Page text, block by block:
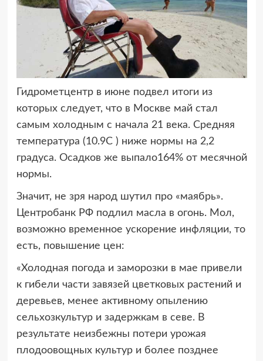
Гидрометцентр в июне подвел итоги из
которых следует, что в Москве май стал
самым холодным с начала 21 века. Средняя
температура (10.9С ) ниже нормы на 2,2
градуса. Осадков же выпало164% от месячной
нормы.
Значит, не зря народ шутил про «маябрь».
Центробанк РФ подлил масла в огонь. Мол,
возможно временное ускорение инфляции, то
есть, повышение цен:
«Холодная погода и заморозки в мае привели
к гибели части завязей цветковых растений и
деревьев, менее активному опылению
сельхозкультур и задержкам в севе. В
результате неизбежны потери урожая
плодоовощных культур и более позднее